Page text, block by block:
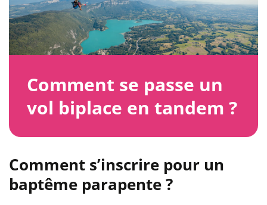
Comment se passe un
vol biplace en tandem ?
Comment s’inscrire pour un
baptême parapente ?